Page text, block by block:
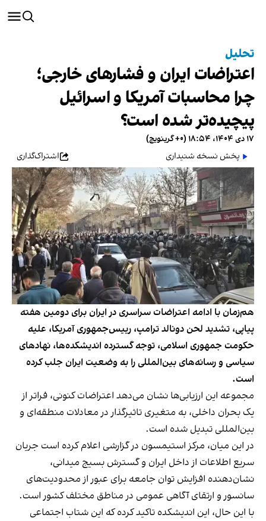
تحلیل
اعتراضات ایران و فشارهای خارجی؛
چرا محاسبات آمریکا و اسرائیل
پیچیده‌تر شده است؟
۱۷ دی ۱۴۰۴، ۱۸:۵۴ (‎+۰ گرینویچ)
پخش نسخه شنیداری
اشتراک‌گذاری
هم‌زمان با ادامه اعتراضات سراسری در ایران برای دومین هفته
پیاپی، تشدید لحن دونالد ترامپ، رییس‌جمهوری آمریکا، علیه
حکومت جمهوری اسلامی، توجه گسترده اندیشکده‌ها، نهادهای
سیاسی و رسانه‌های بین‌المللی را به وضعیت ایران جلب کرده
است.
مجموعه این ارزیابی‌ها نشان می‌دهد اعتراضات کنونی، فراتر از
یک بحران داخلی، به متغیری تاثیرگذار در معادلات منطقه‌ای و
بین‌المللی تبدیل شده است.
در این میان، مرکز استیمسون در گزارشی اعلام کرده است جریان
سریع اطلاعات از داخل ایران و گسترش بسیج میدانی،
نشان‌دهنده افزایش توان جامعه برای عبور از محدودیت‌های
سانسور و ارتقای آگاهی عمومی در مناطق مختلف کشور است.
با این حال، این اندیشکده تاکید کرده که این شتاب اجتماعی